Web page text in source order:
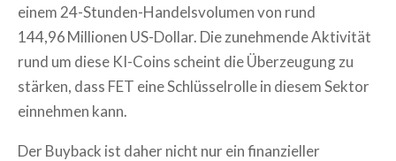
einem 24-Stunden-Handelsvolumen von rund
144,96 Millionen US-Dollar. Die zunehmende Aktivität
rund um diese KI-Coins scheint die Überzeugung zu
stärken, dass FET eine Schlüsselrolle in diesem Sektor
einnehmen kann.
Der Buyback ist daher nicht nur ein finanzieller